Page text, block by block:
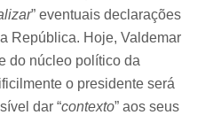
” eventuais declarações
República. Hoje, Valdemar
do núcleo político da
o presidente será
dar “contexto” aos seus